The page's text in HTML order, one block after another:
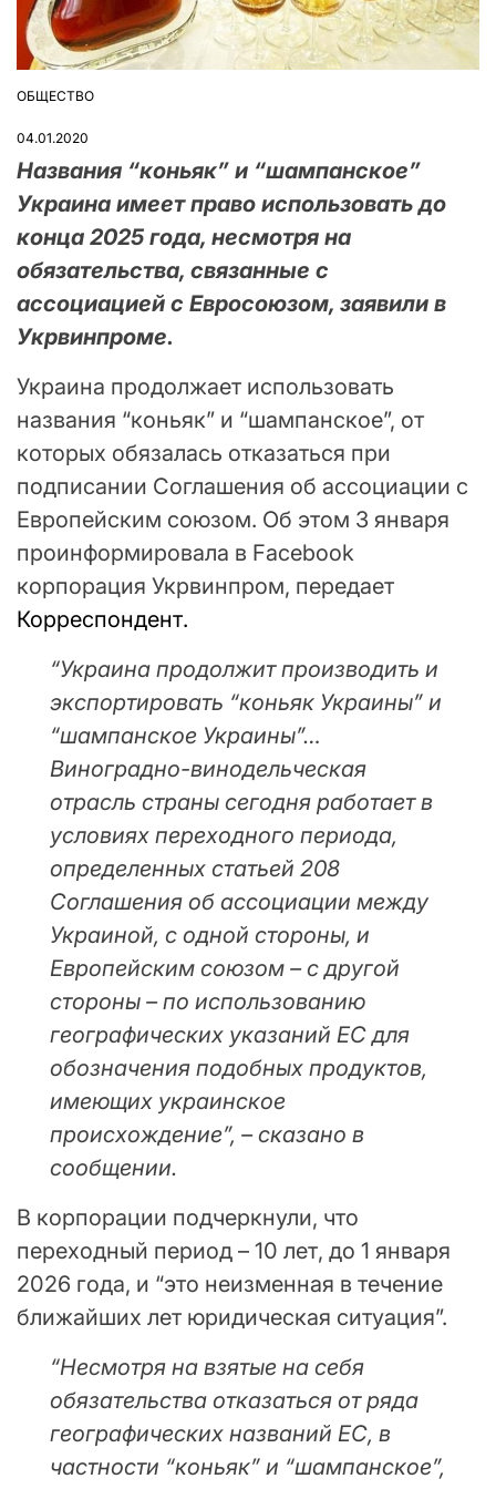
ОПУБЛІКУВАТИ
ОБЩЕСТВО
04.01.2020
Названия “коньяк” и “шампанское”
Украина имеет право использовать до
конца 2025 года, несмотря на
обязательства, связанные с
ассоциацией с Евросоюзом, заявили в
Укрвинпроме.
Украина продолжает использовать
названия “коньяк” и “шампанское”, от
которых обязалась отказаться при
подписании Соглашения об ассоциации с
Европейским союзом. Об этом 3 января
проинформировала в Facebook
корпорация Укрвинпром, передает
Корреспондент.
“Украина продолжит производить и
экспортировать “коньяк Украины” и
“шампанское Украины”…
Виноградно-винодельческая
отрасль страны сегодня работает в
условиях переходного периода,
определенных статьей 208
Соглашения об ассоциации между
Украиной, с одной стороны, и
Европейским союзом – с другой
стороны – по использованию
географических указаний ЕС для
обозначения подобных продуктов,
имеющих украинское
происхождение”, – сказано в
сообщении.
В корпорации подчеркнули, что
переходный период – 10 лет, до 1 января
2026 года, и “это неизменная в течение
ближайших лет юридическая ситуация”.
“Несмотря на взятые на себя
обязательства отказаться от ряда
географических названий ЕС, в
частности “коньяк” и “шампанское”,